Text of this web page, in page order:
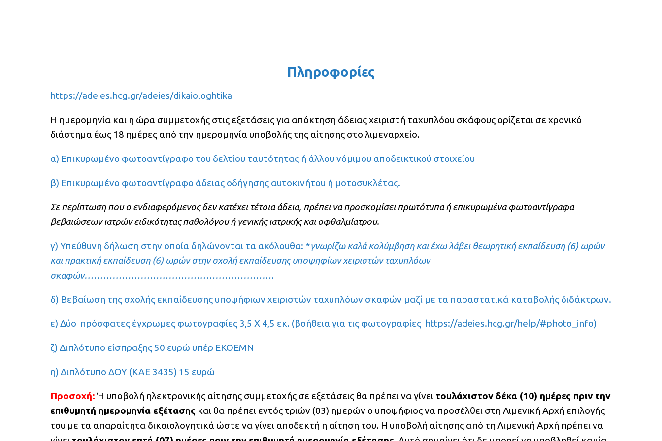
Πληροφορίες
https://adeies.hcg.gr/adeies/dikaiologhtika
Η ημερομηνία και η ώρα συμμετοχής στις εξετάσεις για απόκτηση άδειας χειριστή ταχυπλόου σκάφους ορίζεται σε χρονικό
διάστημα έως 18 ημέρες από την ημερομηνία υποβολής της αίτησης στο λιμεναρχείο.
α) Επικυρωμένο φωτοαντίγραφο του δελτίου ταυτότητας ή άλλου νόμιμου αποδεικτικού στοιχείου
β) Επικυρωμένο φωτοαντίγραφο άδειας οδήγησης αυτοκινήτου ή μοτοσυκλέτας.
Σε περίπτωση που ο ενδιαφερόμενος δεν κατέχει τέτοια άδεια, πρέπει να προσκομίσει πρωτότυπα ή επικυρωμένα φωτοαντίγραφα
βεβαιώσεων ιατρών ειδικότητας παθολόγου ή γενικής ιατρικής και οφθαλμίατρου.
γ) Υπεύθυνη δήλωση στην οποία δηλώνονται τα ακόλουθα: *γνωρίζω καλά κολύμβηση και έχω λάβει θεωρητική εκπαίδευση (6) ωρών
και πρακτική εκπαίδευση (6) ωρών στην σχολή εκπαίδευσης υποψηφίων χειριστών ταχυπλόων
σκαφών…………………………………………………….
δ) Βεβαίωση της σχολής εκπαίδευσης υποψήφιων χειριστών ταχυπλόων σκαφών μαζί με τα παραστατικά καταβολής διδάκτρων.
ε) Δύο πρόσφατες έγχρωμες φωτογραφίες 3,5 Χ 4,5 εκ. (βοήθεια για τις φωτογραφίες https://adeies.hcg.gr/help/#photo_info)
ζ) Διπλότυπο είσπραξης 50 ευρώ υπέρ ΕΚΟΕΜΝ
η) Διπλότυπο ΔΟΥ (ΚΑΕ 3435) 15 ευρώ
Προσοχή:Ή υποβολή ηλεκτρονικής αίτησης συμμετοχής σε εξετάσεις θα πρέπει να γίνει τουλάχιστον δέκα (10) ημέρες πριν την
επιθυμητή ημερομηνία εξέτασης και θα πρέπει εντός τριών (03) ημερών ο υποψήφιος να προσέλθει στη Λιμενική Αρχή επιλογής
του με τα απαραίτητα δικαιολογητικά ώστε να γίνει αποδεκτή η αίτηση του. Η υποβολή αίτησης από τη Λιμενική Αρχή πρέπει να